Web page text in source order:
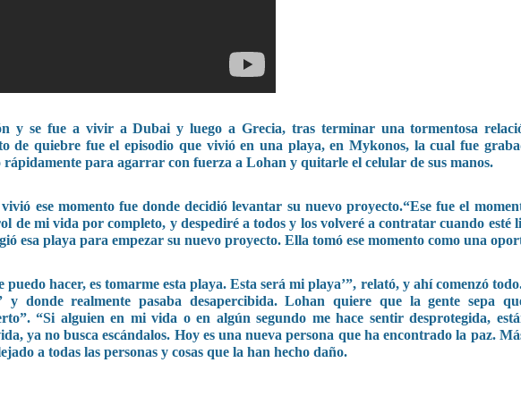
y se fue a vivir a Dubai y luego a Grecia, tras terminar una tormentosa
de quiebre fue el episodio que vivió en una playa, en Mykonos, la cual fue
rápidamente para agarrar con fuerza a Lohan y quitarle el celular de sus manos.
ese momento fue donde decidió levantar su nuevo proyecto.“Ese fue el
de mi vida por completo, y despediré a todos y los volveré a contratar cuando esté
esa playa para empezar su nuevo proyecto. Ella tomó ese momento como una
puedo hacer, es tomarme esta playa. Esta será mi playa’”, relató, y ahí comenzó
donde realmente pasaba desapercibida. Lohan quiere que la gente sepa
“Si alguien en mi vida o en algún segundo me hace sentir desprotegida,
ya no busca escándalos. Hoy es una nueva persona que ha encontrado la paz.
a todas las personas y cosas que la han hecho daño.